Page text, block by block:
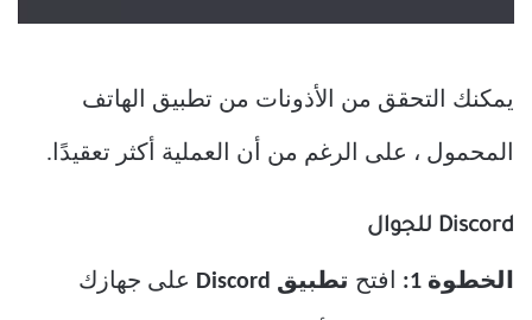
يمكنك التحقق من الأذونات من تطبيق الهاتف
المحمول ، على الرغم من أن العملية أكثر تعقيدًا.
Discord للجوال
الخطوة 1: افتح تطبيق Discord على جهازك